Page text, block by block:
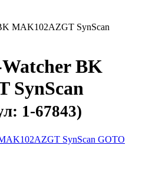
MAK102AZGT SynScan
BK
SynScan
1-67843)